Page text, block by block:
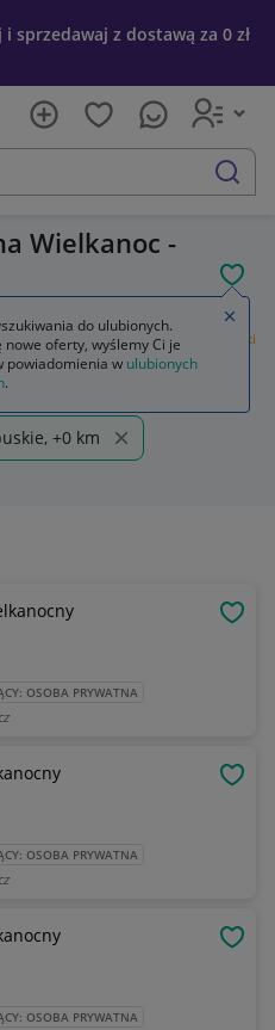
sprzedawaj z dostawą za 0 zł
szukaj
Wielkanoc -
Wielkanoc Koszyczki i stroiki
+0 km
OSOBA PRYWATNA
OSOBA PRYWATNA
OSOBA PRYWATNA
do ulubionych.
nowe oferty, wyślemy Ci je
powiadomienia w ulubionych
.